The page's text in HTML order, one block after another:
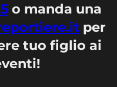
o manda una
per
tuo figlio ai